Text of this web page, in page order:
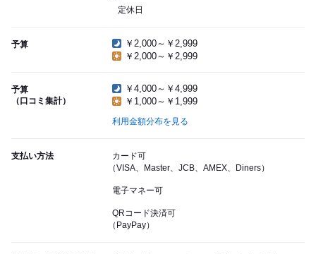
定休日
予算
￥2,000～￥2,999
￥2,000～￥2,999
予算
（口コミ集計）
￥4,000～￥4,999
￥1,000～￥1,999
利用金額分布を見る
支払い方法
カード可
（VISA、Master、JCB、AMEX、Diners）
電子マネー可
QRコード決済可
（PayPay）